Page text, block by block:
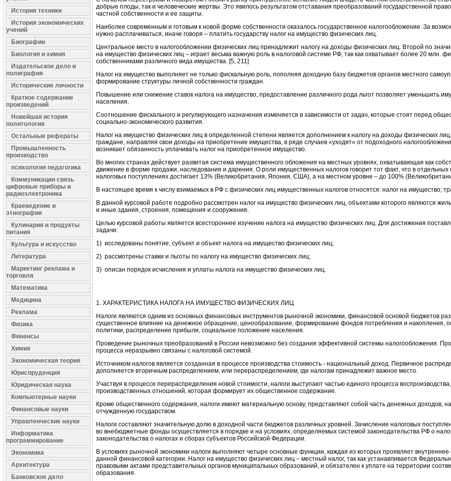
История техники
История экономических
учений
Биографии
Биология и химия
Издательское дело и
полиграфия
Исторические личности
Краткое содержание
произведений
Новейшая история
политология
Остальные рефераты
Промышленность
производство
психология педагогика
Коммуникации связь
цифровые приборы и
радиоэлектроника
Краеведение и
этнография
Кулинария и продукты
питания
Культура и искусство
Литература
Маркетинг реклама и
торговля
Математика
Медицина
Реклама
Физика
Финансы
Химия
Экономическая теория
Юриспруденция
Юридическая наука
Компьютерные науки
Финансовые науки
Управленческие науки
Информатика
программирование
Экономика
Архитектура
Банковское дело
добрые плоды, так и человеческие жертвы. Это явилось результатом отставания преобразований государственной
частной собственности и ее защиты.
Наиболее современным и готовым к новой форме собственности оказалось государственное налогообложение. За
нужно расплачиваться, иначе говоря – платить государству налог на имущество физических лиц.
Центральное место в налогообложении физических лиц принадлежит налогу на доходы физических лиц. Второй по
на имущество физических лиц – играет весьма важную роль в налоговой системе РФ, так как охватывает более 20 млн.
собственниками различного вида имущества. [5, 211]
Налог на имущество выполняет не только фискальную роль, пополняя доходную базу бюджетов органов местного
формирование структуры личной собственности граждан.
Повышение или снижение ставок налога на имущество, предоставление различного рода льгот позволяет уменьшить
населения.
Соотношение фискального и регулирующего назначения изменяется в зависимости от задач, которые стоят перед
социально-экономического развития.
Налог на имущество физических лиц в определенной степени является дополнением к налогу на доходы физических
граждане, направляя свои доходы на приобретение имущества, в ряде случаев «уходят» от подоходного
возникает обязанность уплачивать налог на приобретенное имущество.
Во многих странах действует развитая система имущественного обложения на местных уровнях, охватывающая как
движение в форме продажи, наследования и дарения. О роли имущественных налогов говорит тот факт, что в отдельных
налоговых поступлениях достигает 13% (Великобритания, Япония, США), а на местном уровне – до 100%
В настоящее время к числу взимаемых в РФ с физических лиц имущественных налогов относятся: налог на имущество;
В данной курсовой работе подробно рассмотрен налог на имущество физических лиц, объектами которого являются
и иные здания, строения, помещения и сооружения.
Целью курсовой работы является всестороннее изучение налога на имущество физических лиц. Для достижения
задачи:
1) исследованы понятие, субъект и объект налога на имущество физических лиц;
2) рассмотрены ставки и льготы по налогу на имущество физических лиц;
3) описан порядок исчисления и уплаты налога на имущество физических лиц.
1. ХАРАКТЕРИСТИКА НАЛОГА НА ИМУЩЕСТВО ФИЗИЧЕСКИХ ЛИЦ
Налоги являются одним из основных финансовых инструментов рыночной экономики, финансовой основой бюджетов
существенное влияние на денежное обращение, ценообразование, формирование фондов потребления и накопления,
политики, распределение прибыли, социальное положение населения.
Проведение рыночных преобразований в России невозможно без создания эффективной системы налогообложения.
процесса неразрывно связаны с налоговой системой.
Источником налогов является созданная в процессе производства стоимость - национальный доход. Первичное
дополняется вторичным распределением, или перераспределением, где налогам принадлежит важное место.
Участвуя в процессе перераспределения новой стоимости, налоги выступают частью единого процесса
производственных отношений, которая формирует их общественное содержание.
Кроме общественного содержания, налоги имеют материальную основу, представляют собой часть денежных доходов,
отчужденную государством.
Налоги составляют значительную долю в доходной части бюджетов различных уровней. Зачисление налоговых
во внебюджетные фонды осуществляется в порядке и на условиях, определяемых системой законодательства РФ о
законодательства о налогах и сборах субъектов Российской Федерации.
В условиях рыночной экономики налоги выполняют четыре основные функции, каждая из которых проявляет внутреннее
данной финансовой категории. Налог на имущество физических лиц – местный налог, так как устанавливается
правовыми актами представительных органов муниципальных образований, и обязателен к уплате на территории
образования.